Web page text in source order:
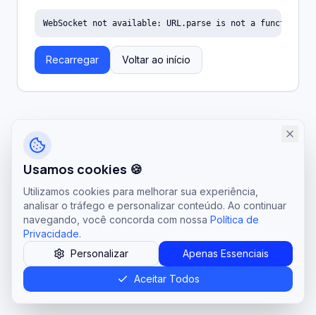
WebSocket not available: URL.parse is not a function
Recarregar Voltar ao início
Usamos cookies 🍪
Utilizamos cookies para melhorar sua experiência,
analisar o tráfego e personalizar conteúdo. Ao continuar
navegando, você concorda com nossa Política de
Privacidade.
Personalizar
Apenas Essenciais
Aceitar Todos